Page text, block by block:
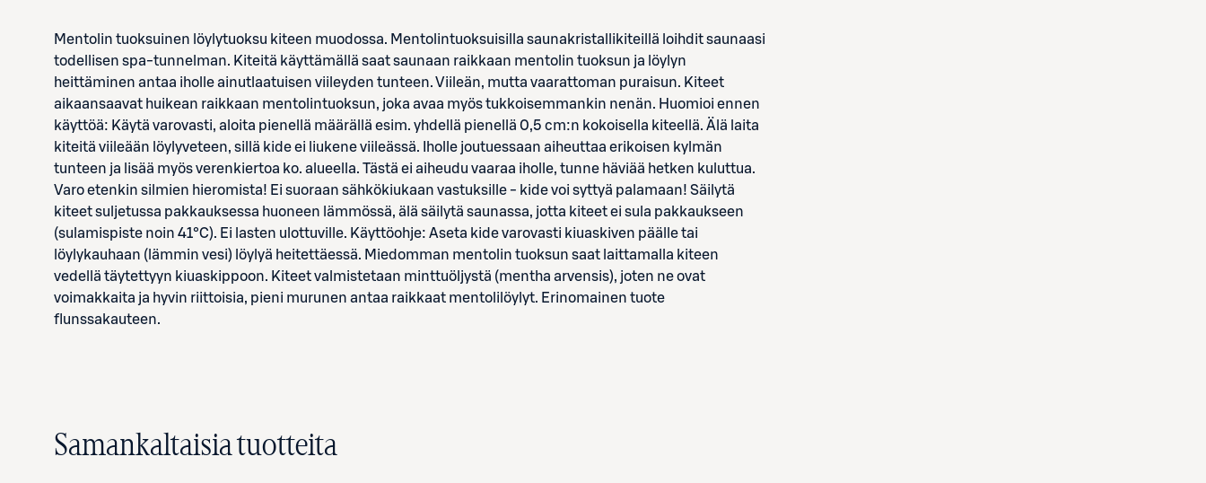
Mentolin tuoksuinen löylytuoksu kiteen muodossa. Mentolintuoksuisilla saunakristallikiteillä loihdit saunaasi
todellisen spa-tunnelman. Kiteitä käyttämällä saat saunaan raikkaan mentolin tuoksun ja löylyn
heittäminen antaa iholle ainutlaatuisen viileyden tunteen. Viileän, mutta vaarattoman puraisun. Kiteet
aikaansaavat huikean raikkaan mentolintuoksun, joka avaa myös tukkoisemmankin nenän. Huomioi ennen
käyttöä: Käytä varovasti, aloita pienellä määrällä esim. yhdellä pienellä 0,5 cm:n kokoisella kiteellä. Älä laita
kiteitä viileään löylyveteen, sillä kide ei liukene viileässä. Iholle joutuessaan aiheuttaa erikoisen kylmän
tunteen ja lisää myös verenkiertoa ko. alueella. Tästä ei aiheudu vaaraa iholle, tunne häviää hetken kuluttua.
Varo etenkin silmien hieromista! Ei suoraan sähkökiukaan vastuksille - kide voi syttyä palamaan! Säilytä
kiteet suljetussa pakkauksessa huoneen lämmössä, älä säilytä saunassa, jotta kiteet ei sula pakkaukseen
(sulamispiste noin 41°C). Ei lasten ulottuville. Käyttöohje: Aseta kide varovasti kiuaskiven päälle tai
löylykauhaan (lämmin vesi) löylyä heitettäessä. Miedomman mentolin tuoksun saat laittamalla kiteen
vedellä täytettyyn kiuaskippoon. Kiteet valmistetaan minttuöljystä (mentha arvensis), joten ne ovat
voimakkaita ja hyvin riittoisia, pieni murunen antaa raikkaat mentolilöylyt. Erinomainen tuote
flunssakauteen.
Samankaltaisia tuotteita